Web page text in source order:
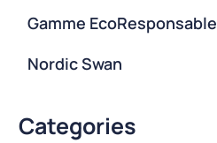
Gamme EcoResponsable
Nordic Swan
Categories